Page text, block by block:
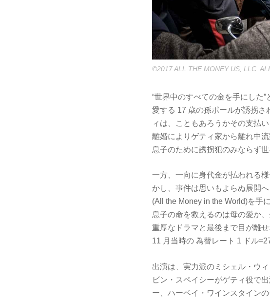
©2017 ALL THE MONEY US, LLC.
“世界中のすべての金を手にした
愛する 17 歳の孫ポールが誘拐
ィは、こともあろうかその支払
離婚によりゲティ家から離れ中
息子のために誘拐犯のみならず
一方、一向に身代金が払われる
かし、事件は思いもよらぬ展開
(All the Money in the World)を手
息子の命を救えるのは母の愛か
重厚なドラマと最後まで目が離
11 月当時の 為替レート 1 ドル
出演は、実力派のミシェル・ウ
ビン・スペイシーがゲティ役で
ー、ハーベイ・ワインスタイン